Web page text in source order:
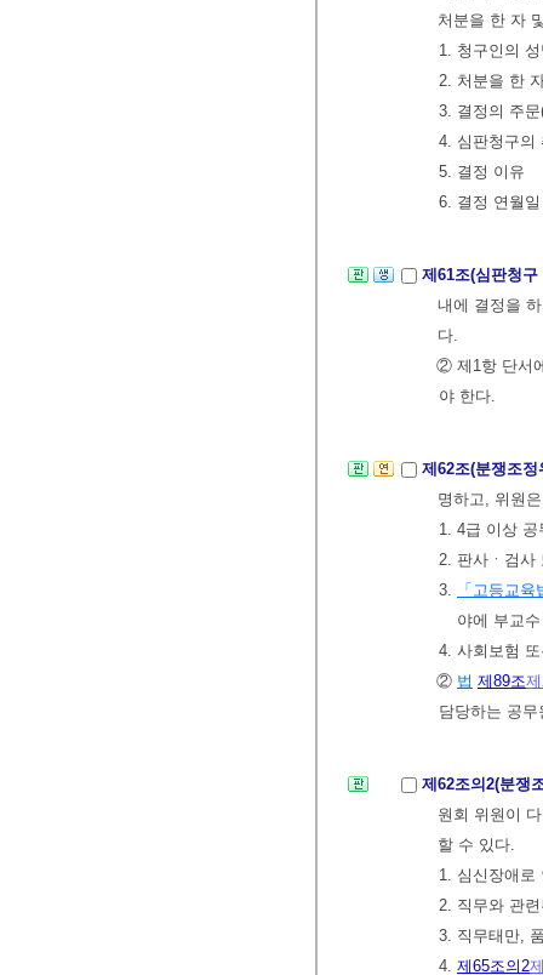
처분을 한 자
1. 청구인의
2. 처분을 한
3. 결정의 주
4. 심판청구의
5. 결정 이유
6. 결정 연월일
제61조(심판청
내에 결정을
다.
② 제1항 단서
야 한다.
제62조(분쟁조
명하고, 위원
1. 4급 이상
2. 판사ㆍ검사
3.
「고등교육
야에 부교
4. 사회보험
② 법 제89조
담당하는 공
제62조의2(분쟁
원회 위원이
할 수 있다.
1. 심신장애로
2. 직무와 관
3. 직무태만,
4. 제65조의2